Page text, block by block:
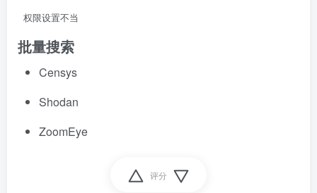
权限设置不当
批量搜索
Censys
Shodan
ZoomEye
评分